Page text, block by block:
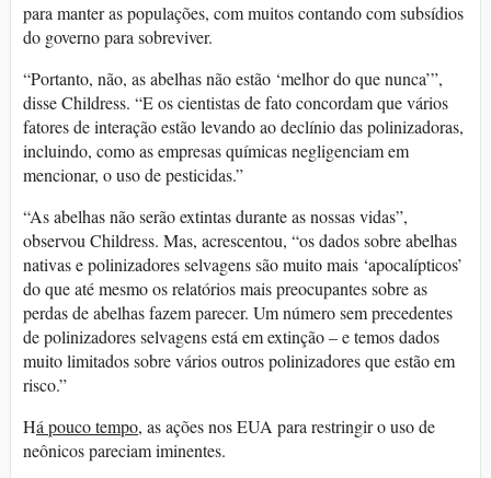
para manter as populações, com muitos contando com subsídios
do governo para sobreviver.
“Portanto, não, as abelhas não estão ‘melhor do que nunca’”,
disse Childress. “E os cientistas de fato concordam que vários
fatores de interação estão levando ao declínio das polinizadoras,
incluindo, como as empresas químicas negligenciam em
mencionar, o uso de pesticidas.”
“As abelhas não serão extintas durante as nossas vidas”,
observou Childress. Mas, acrescentou, “os dados sobre abelhas
nativas e polinizadores selvagens são muito mais ‘apocalípticos’
do que até mesmo os relatórios mais preocupantes sobre as
perdas de abelhas fazem parecer. Um número sem precedentes
de polinizadores selvagens está em extinção – e temos dados
muito limitados sobre vários outros polinizadores que estão em
risco.”
Há pouco tempo, as ações nos EUA para restringir o uso de
neônicos pareciam iminentes.